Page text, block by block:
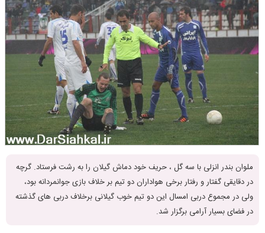
ملوان بندر انزلی با سه گل ، حریف خود دماش گیلان را به رشت فرستاد. گرچه
در دقایقی گفتار و رفتار برخی هواداران دو تیم بر خلاف بازی جوانمردانه بود،
ولی در مجموع دربی امسال این دو تیم خوب گیلانی برخلاف دربی های گذشته
در فضای بسیار آرامی برگزار شد.